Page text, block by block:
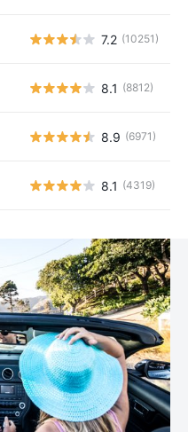
7.2 (10251)
8.1 (8812)
8.9 (6971)
8.1 (4319)